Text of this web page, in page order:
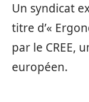
Un syndicat
titre d’«
par le CREE,
européen.